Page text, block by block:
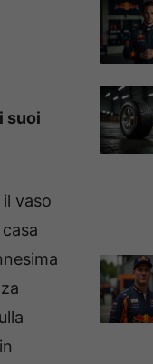
suoi
vaso